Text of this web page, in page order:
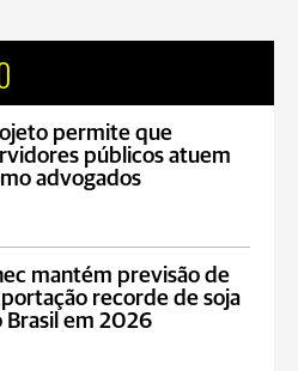
permite que
públicos atuem
advogados
mantém previsão de
recorde de soja
Brasil em 2026